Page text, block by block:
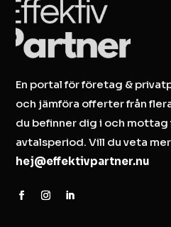
En portal för företag &
och jämföra offerter från
du befinner dig i och
avtalsperiod. Vill du veta
hej@effektivpartner.nu